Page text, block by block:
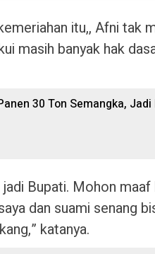
itu,, Afni tak
masih banyak hak
30 Ton Semangka,
jadi Bupati. Mohon
dan suami senang
katanya.